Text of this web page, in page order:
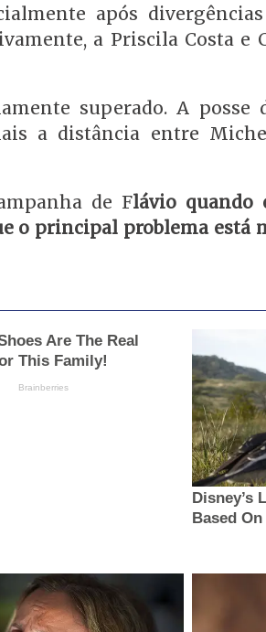
após
a Priscila Costa e
superado. A posse
a distância entre
de Flávio quando
o principal problema está